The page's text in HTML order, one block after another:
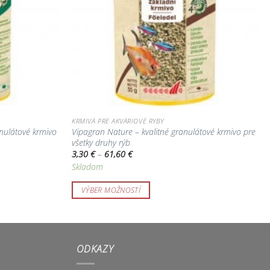
krmivo
KRMIVÁ PRE AKVÁRIOVÉ RYBY
Vipagran Nature – kvalitné granulátové krmivo pre
všetky druhy rýb
3,30€ – 61,60€Price
through
61,60 €
Skladom
VÝBER MOŽNOSTÍ
viacero
variantov.
ODKAZY